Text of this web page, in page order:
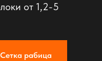
от 1,2-5
рабица